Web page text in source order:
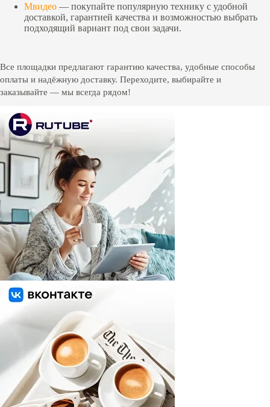
Мвидео — покупайте популярную технику с удобной
доставкой, гарантией качества и возможностью выбрать
подходящий вариант под свои задачи.
Все площадки предлагают гарантию качества, удобные способы
оплаты и надёжную доставку. Переходите, выбирайте и
заказывайте — мы всегда рядом!